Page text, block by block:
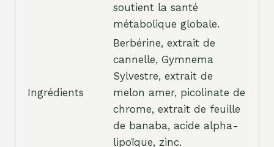
soutient la santé
métabolique globale.
Ingrédients
Berbérine, extrait de
cannelle, Gymnema
Sylvestre, extrait de
melon amer, picolinate de
chrome, extrait de feuille
de banaba, acide alpha-
lipoïque, zinc.